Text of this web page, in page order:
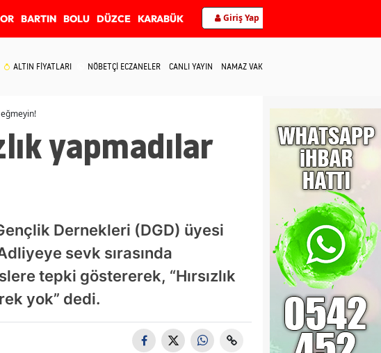
BARTIN BOLU DÜZCE KARABÜK Giriş Yap
ALTIN FİYATLARI NÖBETÇİ ECZANELER CANLI YAYIN NAMAZ VAKİTLERİ
eğmeyin!
yapmadılar
Dernekleri (DGD) üyesi
sevk sırasında
tepki göstererek, “Hırsızlık
yok” dedi.